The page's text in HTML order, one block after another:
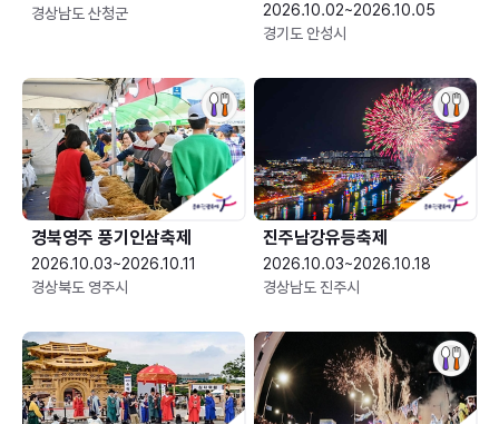
경상남도 산청군
2026.10.02~2026.10.05
경기도 안성시
경북영주 풍기인삼축제
2026.10.03~2026.10.11
경상북도 영주시
진주남강유등축제
2026.10.03~2026.10.18
경상남도 진주시